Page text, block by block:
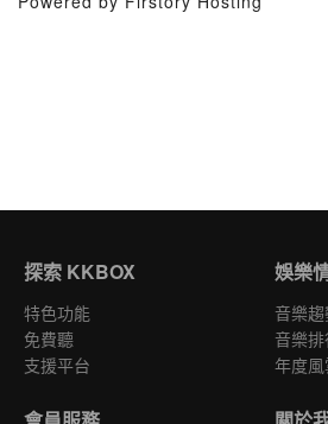
探索 KKBOX
特色功能
免費聽
支援平台
娛樂
音樂
音樂
年度